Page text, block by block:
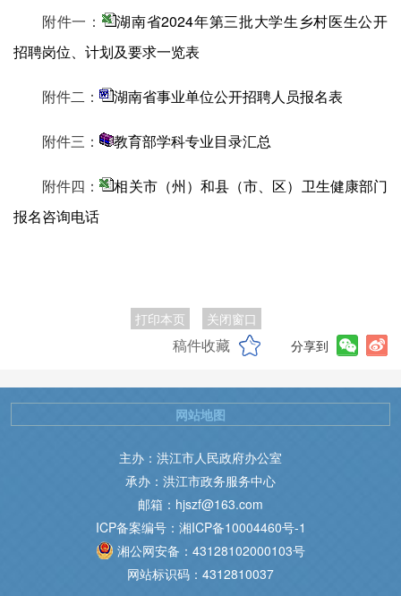
附件一：
湖南省2024年第三批大学生乡村医生公开
招聘岗位、计划及要求一览表
附件二： 湖南省事业单位公开招聘人员报名表
附件三： 教育部学科专业目录汇总
附件四：
相关市（州）和县（市、区）卫生健康部门
报名咨询电话
打印本页 关闭窗口
稿件收藏 分享到
主办：洪江市人民政府办公室
承办：洪江市政务服务中心
邮箱：hjszf@163.com
ICP备案编号：湘ICP备10004460号-1
湘公网安备：43128102000103号
网站标识码：4312810037
网站地图